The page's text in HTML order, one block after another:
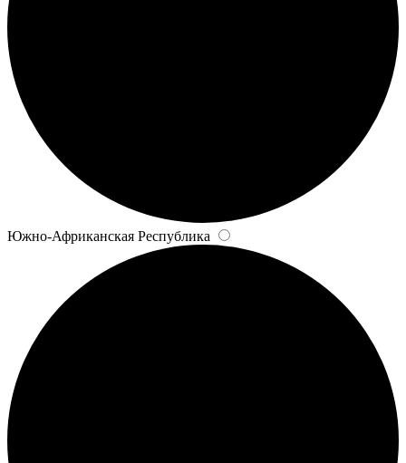
Южно-Африканская Республика